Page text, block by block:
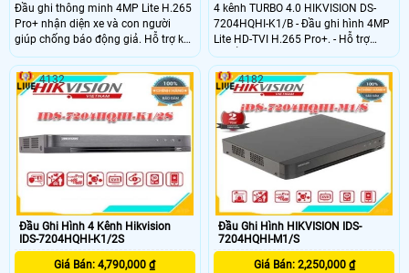
Đầu ghi thông minh 4MP Lite H.265
Pro+ nhận diện xe và con người
giúp chống báo động giả. Hỗ trợ kết
nối camera
HDTVI/HDCVI/AHD/CVBS. Hỗ trợ 4
kênh nhận diện xe và con người
giúp chống báo động giả
4 kênh TURBO 4.0 HIKVISION DS-
7204HQHI-K1/B - Đầu ghi hình 4MP
Lite HD-TVI H.265 Pro+. - Hỗ trợ
chuẩn nén: H
Đầu Ghi Hình 4 Kênh Hikvision
IDS-7204HQHI-K1/2S
Giá Bán: 4,790,000 ₫
4132
Đầu Ghi Hình HIKVISION IDS-
7204HQHI-M1/S
Giá Bán: 2,250,000 ₫
4182